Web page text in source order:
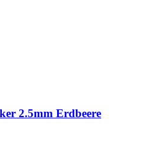
2.5mm Erdbeere